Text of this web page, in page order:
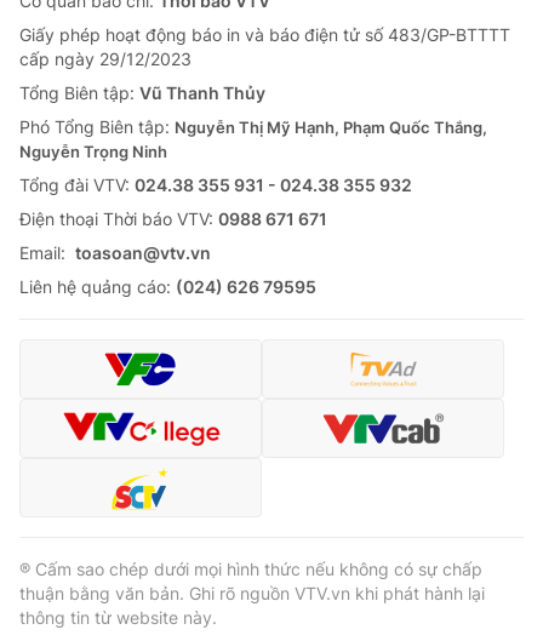
VTV Sức khoẻ Bất động sản
Thị trường 24h
VTV4 Vươn mình bằng AI
VTV9
Theo dõi báo trên
Giấy phép hoạt động báo in và báo điện tử số 483/GP-BTTTT
cấp ngày 29/12/2023
Tổng Biên tập: Vũ Thanh Thủy
Phó Tổng Biên tập: Nguyễn Thị Mỹ Hạnh, Phạm Quốc Thắng,
Nguyễn Trọng Ninh
Tổng đài VTV: 024.38 355 931 - 024.38 355 932
Ðiện thoại Thời báo VTV: 0988 671 671
Email: toasoan@vtv.vn
Liên hệ quảng cáo: (024) 626 79595
® Cấm sao chép dưới mọi hình thức nếu không có sự chấp
thuận bằng văn bản. Ghi rõ nguồn VTV.vn khi phát hành lại
thông tin từ website này.